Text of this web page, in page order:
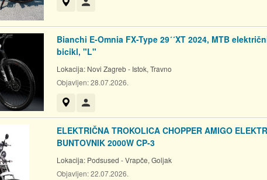
Bianchi E-Omnia FX-Type 29´´XT 2024, MTB
bicikl, "L"
Lokacija: Novi Zagreb - Istok, Travno
Objavljen:28.07.2026.
ELEKTRIČNA TROKOLICA CHOPPER AMIGO
BUNTOVNIK 2000W CP-3
Lokacija: Podsused - Vrapče, Goljak
Objavljen:22.07.2026.